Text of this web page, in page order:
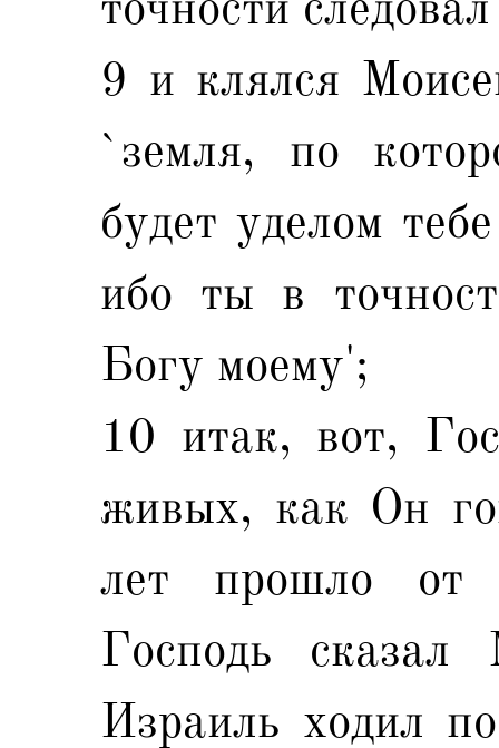
9 и клялся
`земля, по
будет уделом
ибо ты в
Богу моему';
10 итак, вот,
живых, как Он
лет прошло от
Господь
Израиль ходил